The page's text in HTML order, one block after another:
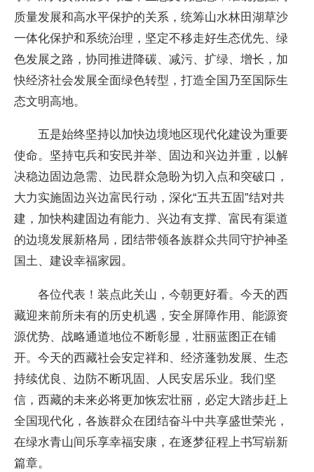
质量发展和高水平保护的关系，统筹山水林田湖草沙
一体化保护和系统治理，坚定不移走好生态优先、绿
色发展之路，协同推进降碳、减污、扩绿、增长，加
快经济社会发展全面绿色转型，打造全国乃至国际生
态文明高地。
五是始终坚持以加快边境地区现代化建设为重要
使命。坚持屯兵和安民并举、固边和兴边并重，以解
决稳边固边急需、边民群众急盼为切入点和突破口，
大力实施固边兴边富民行动，深化“五共五固”结对共
建，加快构建固边有能力、兴边有支撑、富民有渠道
的边境发展新格局，团结带领各族群众共同守护神圣
国土、建设幸福家园。
各位代表！装点此关山，今朝更好看。今天的西
藏迎来前所未有的历史机遇，安全屏障作用、能源资
源优势、战略通道地位不断彰显，壮丽蓝图正在铺
开。今天的西藏社会安定祥和、经济蓬勃发展、生态
持续优良、边防不断巩固、人民安居乐业。我们坚
信，西藏的未来必将更加恢宏壮丽，必定大踏步赶上
全国现代化，各族群众在团结奋斗中共享盛世荣光，
在绿水青山间乐享幸福安康，在逐梦征程上书写崭新
篇章。